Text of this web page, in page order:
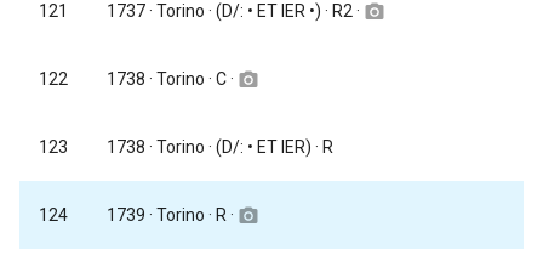
121 1737· Torino · (D/: • ET IER •) · R2 · camera_alt
122 1738 · Torino · C · camera_alt
123 1738 · Torino · (D/: • ET IER) · R
124 1739 · Torino · R · camera_alt